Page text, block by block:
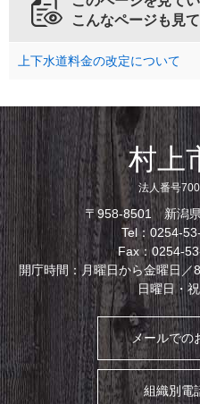
こんなページも見
上下水道料金の改定について
村上
法人番号
〒958-8501 新潟
Tel：0254-
Fax：0254-
開庁時間：月曜日から金曜日／
日曜日・
メールでの
組織別電